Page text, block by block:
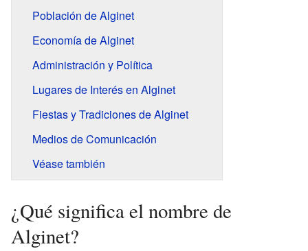
Población de Alginet
Economía de Alginet
Administración y Política
Lugares de Interés en Alginet
Fiestas y Tradiciones de Alginet
Medios de Comunicación
Véase también
¿Qué significa el nombre de
Alginet?